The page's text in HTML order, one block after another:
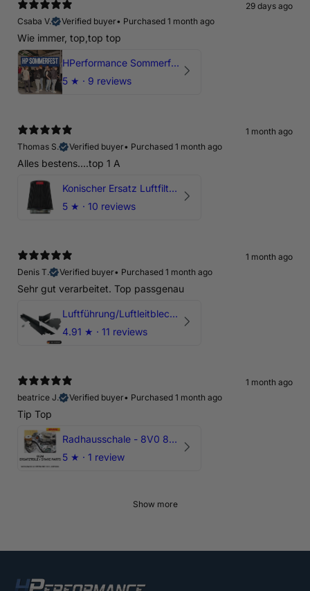
29 days ago
Csaba V.
Verified buyer• Purchased 1 month ago
Wie immer, top,top top
HPerformance Sommerfest 2026
5 ★ · 9 reviews
1 month ago
Thomas S.
Verified buyer• Purchased 1 month ago
Alles bestens....top 1 A
Konischer Ersatz Luftfilter Pilz - 4" & 5" Offene Ansaugung
5 ★ · 10 reviews
1 month ago
Denis T.
Verified buyer• Purchased 1 month ago
Sehr gut verarbeitet. Top passgenau
Luftführung/Luftleitblech 5" 125mm offene Ansaugung HPerformance
4.91 ★ · 11 reviews
1 month ago
beatrice J.
Verified buyer• Purchased 1 month ago
Tip Top
Radhausschale - 8V0 821 191 C - Original Ersatzteil für Audi RS3 Sportback
5 ★ · 1 review
Show more